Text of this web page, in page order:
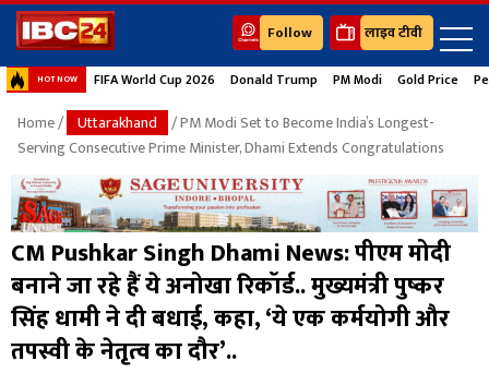
Follow लाइव टीवी
HOT NOW FIFA World Cup 2026 Donald Trump PM Modi Gold Price
Home/ Uttarakhand
/ PM Modi Set to Become India’s Longest-
Serving Consecutive Prime Minister, Dhami Extends Congratulations
CM Pushkar Singh Dhami News: पीएम मोदी
बनाने जा रहे हैं ये अनोखा रिकॉर्ड.. मुख्यमंत्री पुष्कर
सिंह धामी ने दी बधाई, कहा, ‘ये एक कर्मयोगी और
तपस्वी के नेतृत्व का दौर’..